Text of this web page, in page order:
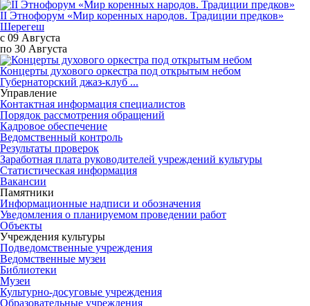
II Этнофорум «Мир коренных народов. Традиции предков»
Шерегеш
с 09 Августа
по 30 Августа
Концерты духового оркестра под открытым небом
Губернаторский джаз-клуб ...
Управление
Контактная информация специалистов
Порядок рассмотрения обращений
Кадровое обеспечение
Ведомственный контроль
Результаты проверок
Заработная плата руководителей учреждений культуры
Статистическая информация
Вакансии
Памятники
Информационные надписи и обозначения
Уведомления о планируемом проведении работ
Объекты
Учреждения культуры
Подведомственные учреждения
Ведомственные музеи
Библиотеки
Музеи
Культурно-досуговые учреждения
Образовательные учреждения